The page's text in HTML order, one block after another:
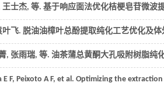
王士杰, 等. 基于响应面法优化桔梗皂苷微波
叶飞. 脱油油樟叶总酚提取纯化工艺优化及
, 张雨瑞, 等. 油茶蒲总黄酮大孔吸附树脂纯
E F, Peixoto A F, et al. Optimizing the